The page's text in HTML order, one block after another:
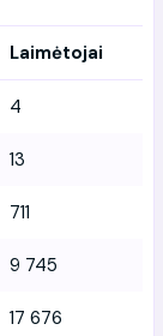
Laimėtojai
4
13
711
9 745
17 676